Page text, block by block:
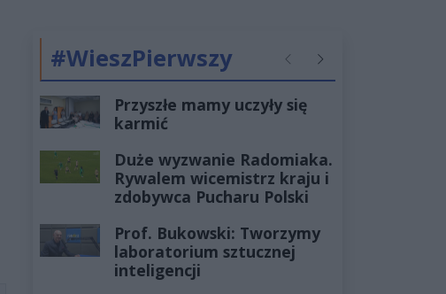
#WieszPierwszy PoprzednieNastępne
Przyszłe mamy uczyły się
karmić
Duże wyzwanie Radomiaka.
Rywalem wicemistrz kraju i
zdobywca Pucharu Polski
Prof. Bukowski: Tworzymy
laboratorium sztucznej
inteligencji